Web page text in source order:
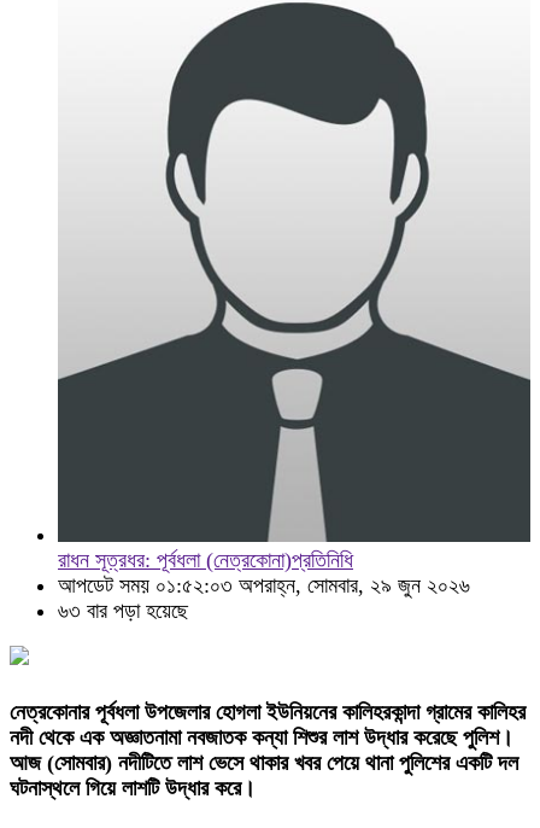
রাধন সূত্রধর: পূর্বধলা ​(নেত্রকোনা)প্রতিনিধি
আপডেট সময় ০১:৫২:০৩ অপরাহ্ন, সোমবার, ২৯ জুন ২০২৬
৬৩ বার পড়া হয়েছে
নেত্রকোনার পূর্বধলা উপজেলার হোগলা ইউনিয়নের কালিহরকান্দা গ্রামের কালিহর
নদী থেকে এক অজ্ঞাতনামা নবজাতক কন্যা শিশুর লাশ উদ্ধার করেছে পুলিশ।
আজ (সোমবার) নদীটিতে লাশ ভেসে থাকার খবর পেয়ে থানা পুলিশের একটি দল
ঘটনাস্থলে গিয়ে লাশটি উদ্ধার করে।